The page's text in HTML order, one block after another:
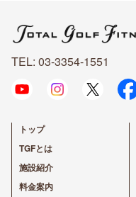
TEL: 03-3354-1551
トップ
TGFとは
施設紹介
料金案内